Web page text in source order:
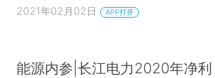
2021年02月02日 APP打开
能源内参|长江电力2020年净利